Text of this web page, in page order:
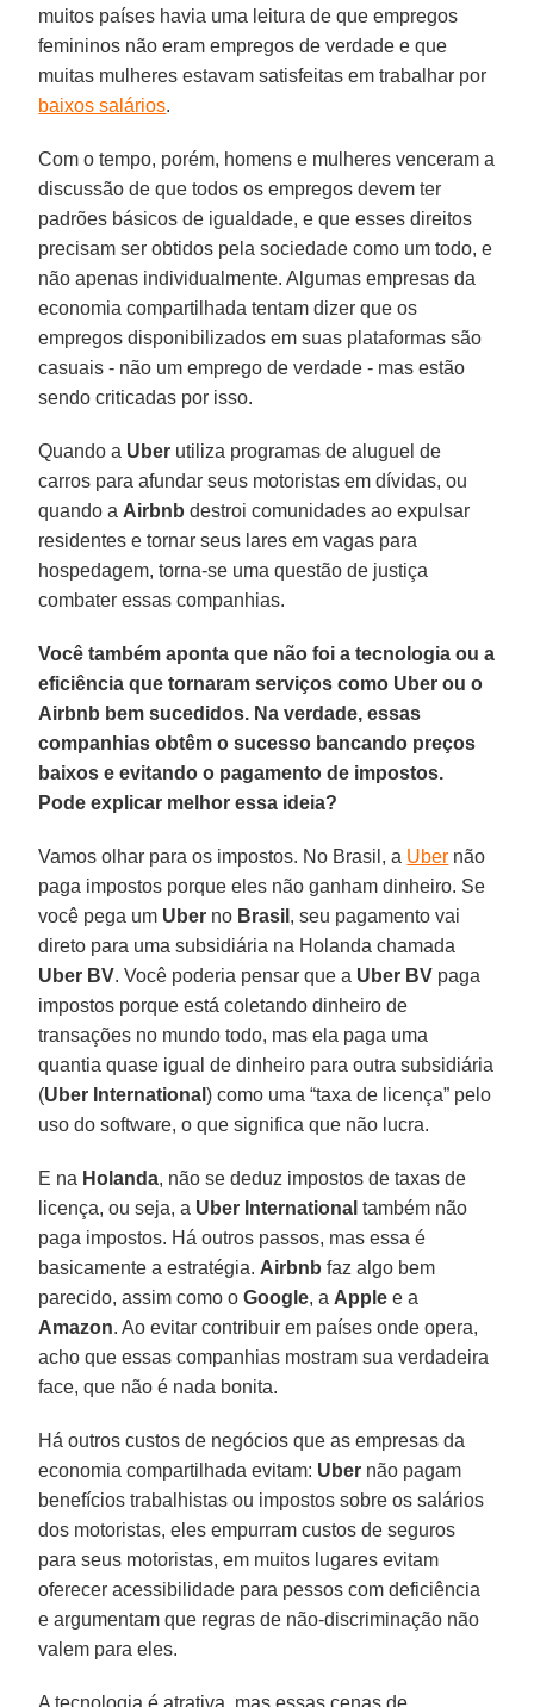
muitos países havia uma leitura de que empregos
femininos não eram empregos de verdade e que
muitas mulheres estavam satisfeitas em trabalhar por
baixos salários.
Com o tempo, porém, homens e mulheres venceram a
discussão de que todos os empregos devem ter
padrões básicos de igualdade, e que esses direitos
precisam ser obtidos pela sociedade como um todo, e
não apenas individualmente. Algumas empresas da
economia compartilhada tentam dizer que os
empregos disponibilizados em suas plataformas são
casuais - não um emprego de verdade - mas estão
sendo criticadas por isso.
Quando a Uber utiliza programas de aluguel de
carros para afundar seus motoristas em dívidas, ou
quando a Airbnb destroi comunidades ao expulsar
residentes e tornar seus lares em vagas para
hospedagem, torna-se uma questão de justiça
combater essas companhias.
Você também aponta que não foi a tecnologia ou a
eficiência que tornaram serviços como Uber ou o
Airbnb bem sucedidos. Na verdade, essas
companhias obtêm o sucesso bancando preços
baixos e evitando o pagamento de impostos.
Pode explicar melhor essa ideia?
Vamos olhar para os impostos. No Brasil, a Uber não
paga impostos porque eles não ganham dinheiro. Se
você pega um Uber no Brasil , seu pagamento vai
direto para uma subsidiária na Holanda chamada
Uber BV. Você poderia pensar que a Uber BV paga
impostos porque está coletando dinheiro de
transações no mundo todo, mas ela paga uma
quantia quase igual de dinheiro para outra subsidiária
(Uber International) como uma “taxa de licença” pelo
uso do software, o que significa que não lucra.
E na Holanda, não se deduz impostos de taxas de
licença, ou seja, a Uber International também não
paga impostos. Há outros passos, mas essa é
basicamente a estratégia. Airbnb faz algo bem
parecido, assim como oGoogle, a Apple e a
Amazon. Ao evitar contribuir em países onde opera,
acho que essas companhias mostram sua verdadeira
face, que não é nada bonita.
Há outros custos de negócios que as empresas da
economia compartilhada evitam: Uber não pagam
benefícios trabalhistas ou impostos sobre os salários
dos motoristas, eles empurram custos de seguros
para seus motoristas, em muitos lugares evitam
oferecer acessibilidade para pessos com deficiência
e argumentam que regras de não-discriminação não
valem para eles.
A tecnologia é atrativa, mas essas cenas de